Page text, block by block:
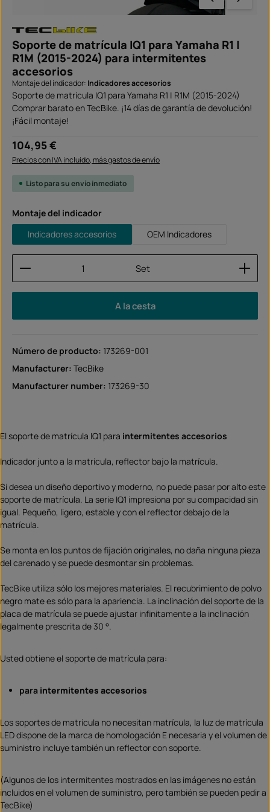
Soporte de matrícula IQ1 para Yamaha R1 |
R1M (2015-2024) para intermitentes
accesorios
Montaje del indicador: Indicadores accesorios
Soporte de matrícula IQ1 para Yamaha R1 | R1M (2015-2024)
Comprar barato en TecBike. ¡14 días de garantía de devolución!
¡Fácil montaje!
Precio normal:
104,95 €
Precios con IVA incluido, más gastos de envío
Listo para su envío inmediato
Seleccione
Montaje del indicador
Indicadores accesorios
OEM Indicadores
Cantidad del producto: introduce la cantidad
Set
A la cesta
Número de producto: 173269-001
Manufacturer: TecBike
Manufacturer number: 173269-30
El soporte de matrícula IQ1 para intermitentes accesorios
Indicador junto a la matrícula, reflector bajo la matrícula.
Si desea un diseño deportivo y moderno, no puede pasar por alto este
soporte de matrícula. La serie IQ1 impresiona por su compacidad sin
igual. Pequeño, ligero, estable y con el reflector debajo de la
matrícula.
Se monta en los puntos de fijación originales, no daña ninguna pieza
del carenado y se puede desmontar sin problemas.
TecBike utiliza sólo los mejores materiales. El recubrimiento de polvo
negro mate es sólo para la apariencia. La inclinación del soporte de la
placa de matrícula se puede ajustar infinitamente a la inclinación
legalmente prescrita de 30 °.
Usted obtiene el soporte de matrícula para:
para intermitentes accesorios
Los soportes de matrícula no necesitan matrícula, la luz de matrícula
LED dispone de la marca de homologación E necesaria y el volumen de
suministro incluye también un reflector con soporte.
(Algunos de los intermitentes mostrados en las imágenes no están
incluidos en el volumen de suministro, pero también se pueden pedir a
TecBike)